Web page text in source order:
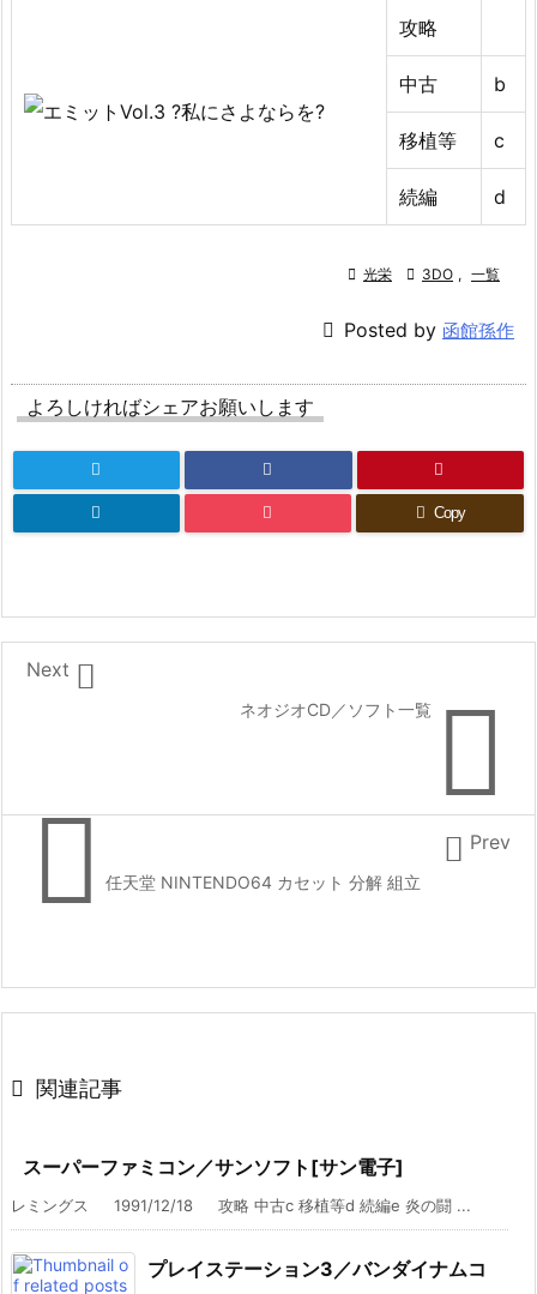
攻略
中古 b
移植等 c
続編 d
 光栄  3DO , 一覧
 Posted by 函館孫作
よろしければシェアお願いします
Copy

ネオジオCD／ソフト一覧

Next
任天堂 NINTENDO64 カセット 分解 組立
 Prev
 関連記事
スーパーファミコン／サンソフト[サン電子]
レミングス 1991/12/18 攻略 中古c 移植等d 続編e 炎の闘 ...
プレイステーション3／バンダイナムコ